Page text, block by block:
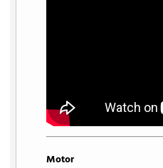
Motor